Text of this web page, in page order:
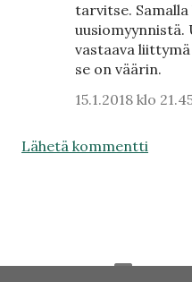
tarvitse.
uusiomyynnistä.
vastaava
se on väärin.
15.1.2018 klo
Lähetä kommentti
Sisällön